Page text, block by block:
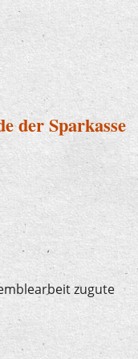
der Sparkasse
zugute
der Sparkasse